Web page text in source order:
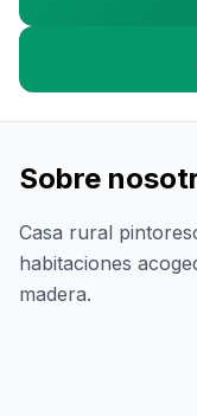
Sobre
Casa rural
habitaciones
madera.